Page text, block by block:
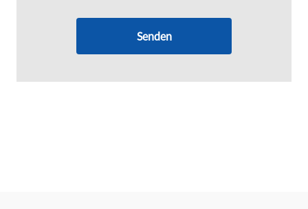
Senden